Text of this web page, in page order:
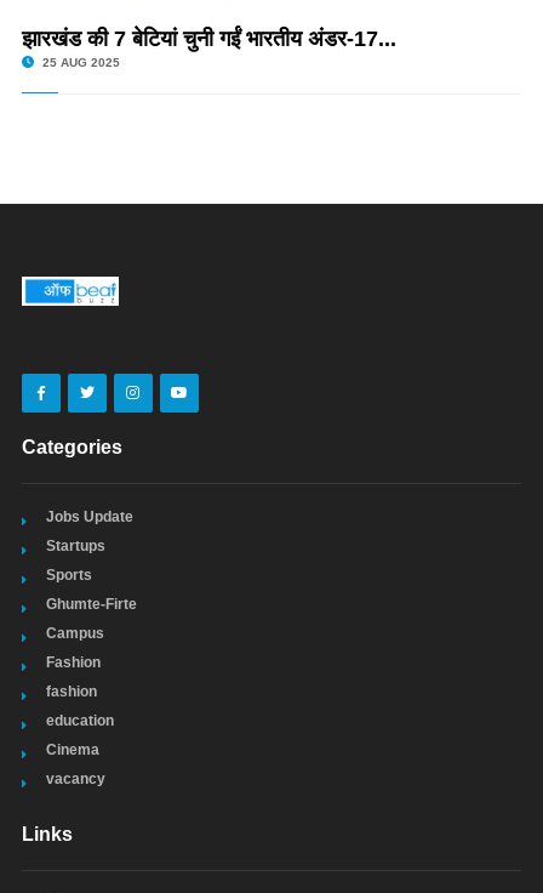
झारखंड की 7 बेटियां चुनी गईं भारतीय अंडर-17...
25 AUG 2025
Categories
Jobs Update
Startups
Sports
Ghumte-Firte
Campus
Fashion
fashion
education
Cinema
vacancy
Links